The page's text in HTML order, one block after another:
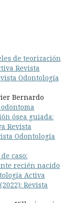
de teorización
Revista
Odontología
Bernardo
ósea guiada:
Revista
Odontología
caso:
recién nacido
Activa
Revista